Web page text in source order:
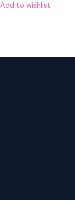
Add to wishlist